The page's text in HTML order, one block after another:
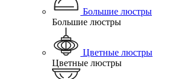
Большие люстры
Большие люстры
Цветные люстры
Цветные люстры